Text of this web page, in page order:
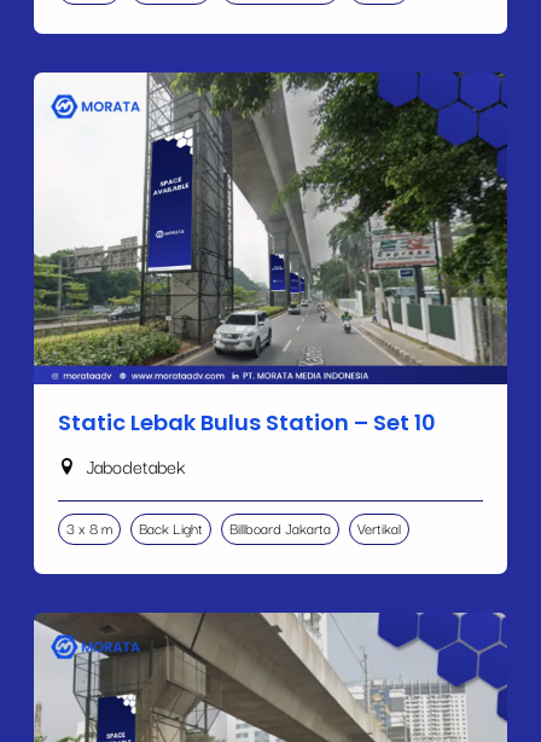
Static Lebak Bulus Station – Set 10
Jabodetabek
3 x 8 m Back Light Billboard Jakarta Vertikal